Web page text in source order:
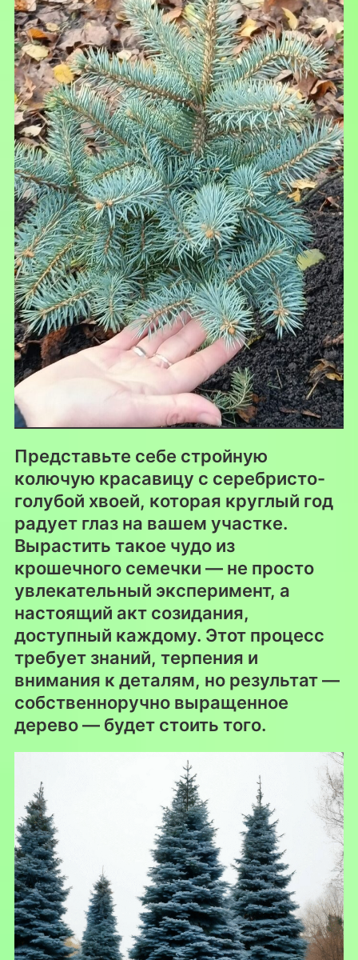
Представьте себе стройную
колючую красавицу с серебристо-
голубой хвоей, которая круглый год
радует глаз на вашем участке.
Вырастить такое чудо из
крошечного семечки — не просто
увлекательный эксперимент, а
настоящий акт созидания,
доступный каждому. Этот процесс
требует знаний, терпения и
внимания к деталям, но результат —
собственноручно выращенное
дерево — будет стоить того.